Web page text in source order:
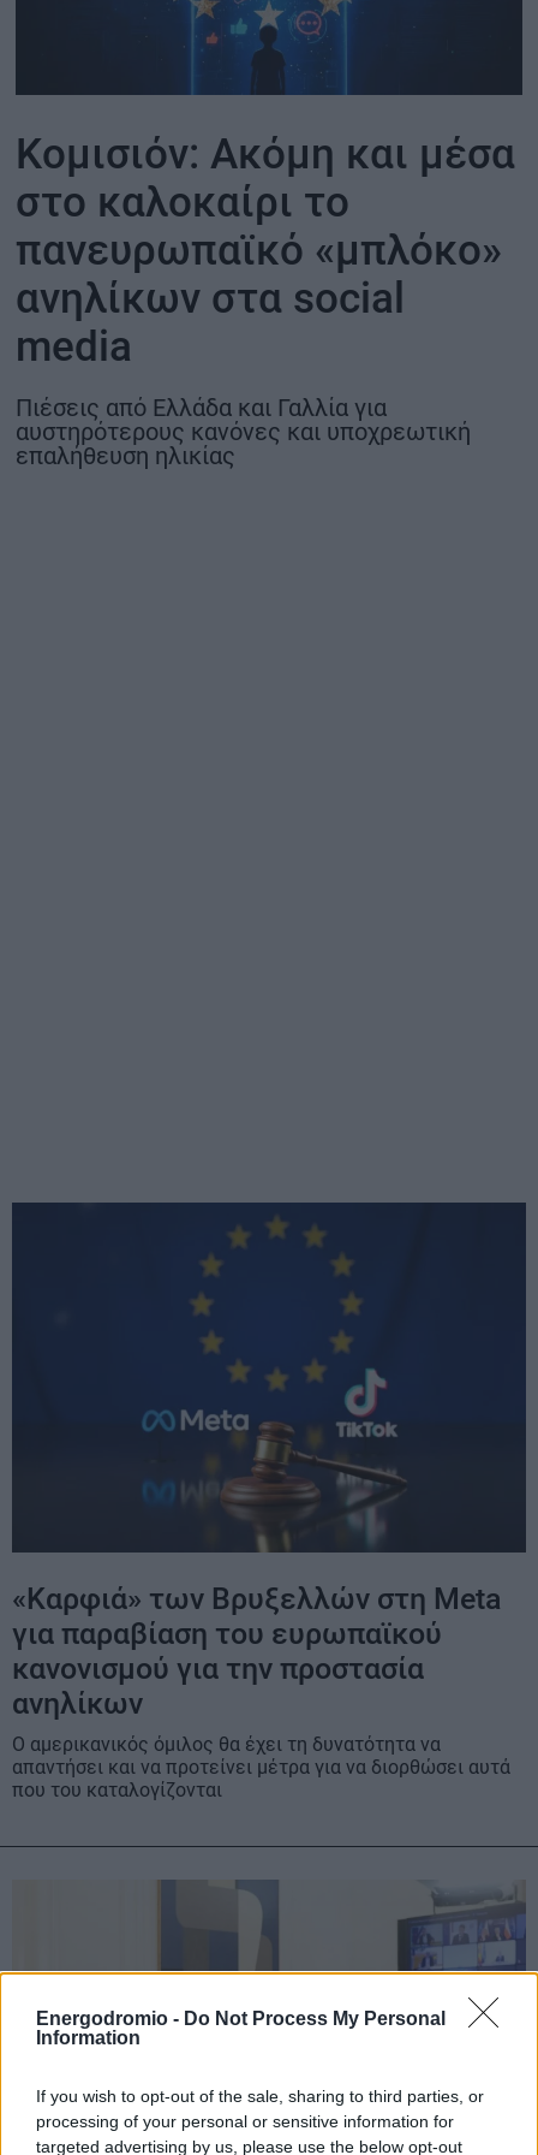
Energodromio - Do Not Process My Personal
Information
If you wish to opt-out of the sale, sharing to third parties, or
processing of your personal or sensitive information for
targeted advertising by us, please use the below opt-out
ΟΙΚΟΝΟΜΙΑ - ΕΠΙΧΕΙΡΗΣΕΙΣ
ΚΑΡΑΜΠΟΛΕΣ
ΟΡΟΙ ΧΡΗΣΗΣ
Κομισιόν: Ακόμη και μέσα
στο καλοκαίρι το
πανευρωπαϊκό «μπλόκο»
ανηλίκων στα social
media
Πιέσεις από Ελλάδα και Γαλλία για
αυστηρότερους κανόνες και υποχρεωτική
επαλήθευση ηλικίας
«Καρφιά» των Βρυξελλών στη Meta
για παραβίαση του ευρωπαϊκού
κανονισμού για την προστασία
ανηλίκων
Ο αμερικανικός όμιλος θα έχει τη δυνατότητα να
απαντήσει και να προτείνει μέτρα για να διορθώσει αυτά
που του καταλογίζονται